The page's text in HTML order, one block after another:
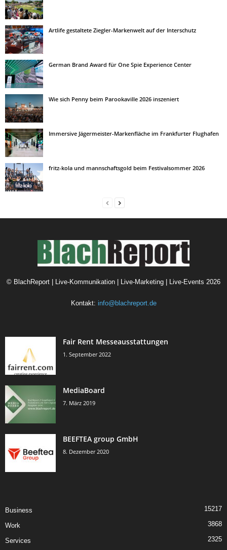
Artlife gestaltete Ziegler-Markenwelt auf der Interschutz
German Brand Award für One Spie Experience Center
Wie sich Penny beim Parookaville 2026 inszeniert
Immersive Jägermeister-Markenfläche im Frankfurter Flughafen
fritz-kola und mannschaftsgold beim Festivalsommer 2026
© BlachReport | Live-Kommunikation | Live-Marketing | Live-Events 2026
Kontakt: info@blachreport.de
Fair Rent Messeausstattungen
1. September 2022
MediaBoard
7. März 2019
BEEFTEA group GmbH
8. Dezember 2020
Business 15217
Work 3868
Services 2325